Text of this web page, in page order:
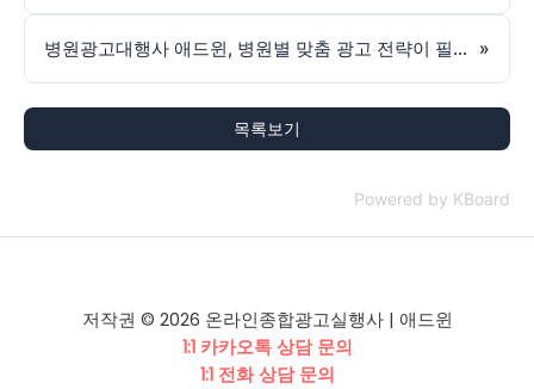
병원광고대행사 애드윈, 병원별 맞춤 광고 전략이 필요한 이유 »
목록보기
Powered by KBoard
저작권 © 2026 온라인종합광고실행사 | 애드윈
1:1 카카오톡 상담 문의
1:1 전화 상담 문의